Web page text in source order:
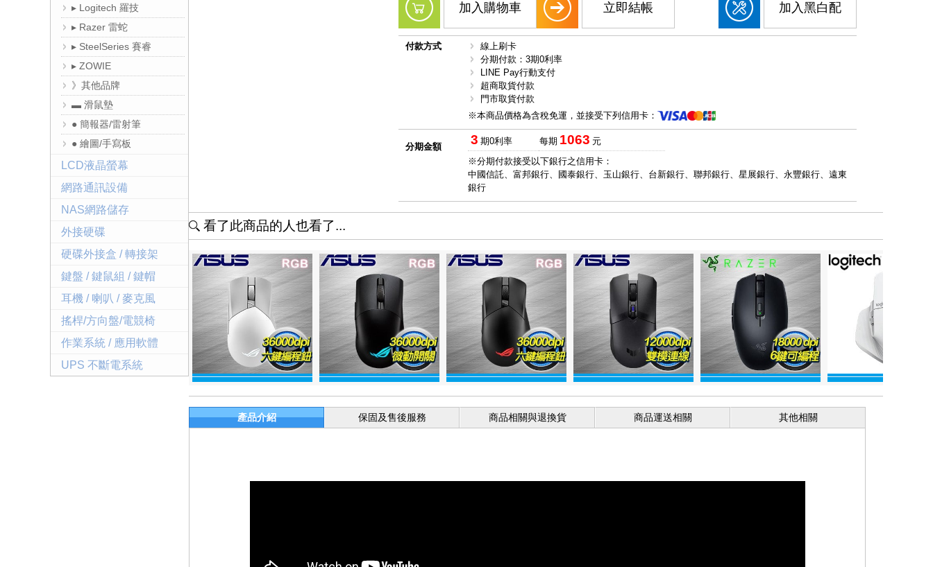
加入購物車 立即結帳 加入黑白配
付款方式
線上刷卡
分期付款：3期0利率
LINE Pay行動支付
超商取貨付款
門市取貨付款
※本商品價格為含稅免運，並接受下列信用卡：
分期金額 3 期0利率 每期 1063 元
※分期付款接受以下銀行之信用卡：
中國信託、富邦銀行、國泰銀行、玉山銀行、台新銀行、聯邦銀行、星展銀行、永豐銀行、遠東
銀行
看了此商品的人也看了...
產品介紹 保固及售後服務 商品相關與退換貨 商品運送相關 其他相關
▸ Logitech 羅技
▸ Razer 雷蛇
▸ SteelSeries 賽睿
▸ ZOWIE
》其他品牌
▬ 滑鼠墊
● 簡報器/雷射筆
● 繪圖/手寫板
LCD液晶螢幕
網路通訊設備
NAS網路儲存
外接硬碟
硬碟外接盒 / 轉接架
鍵盤 / 鍵鼠組 / 鍵帽
耳機 / 喇叭 / 麥克風
搖桿/方向盤/電競椅
作業系統 / 應用軟體
UPS 不斷電系統